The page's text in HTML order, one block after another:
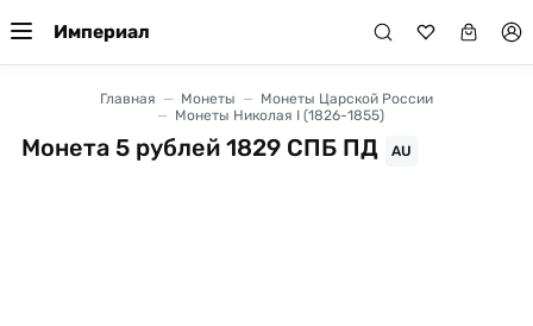
Империал
Главная Монеты
Монеты Царской России
Монеты Николая I (1826-1855)
Монета 5 рублей 1829 СПБ ПД AU